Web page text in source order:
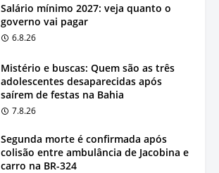
Salário mínimo 2027: veja quanto o
governo vai pagar
6.8.26
Mistério e buscas: Quem são as três
adolescentes desaparecidas após
saírem de festas na Bahia
7.8.26
Segunda morte é confirmada após
colisão entre ambulância de Jacobina e
carro na BR-324